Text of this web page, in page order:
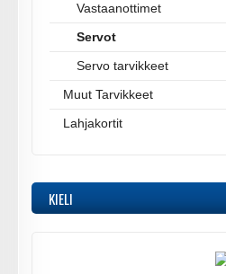
Vastaanottimet
Servot
Servo tarvikkeet
Muut Tarvikkeet
Lahjakortit
KIELI